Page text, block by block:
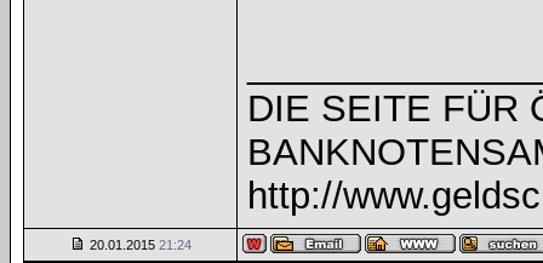
DIE SEITE FÜR
http://
20.01.2015 21:24